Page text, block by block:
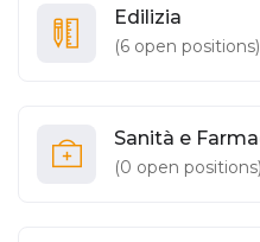
Edilizia
(6 open positions)
Sanità e
(0 open positions)